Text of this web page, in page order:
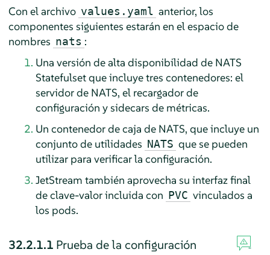
Con el archivo values.yaml anterior, los
componentes siguientes estarán en el espacio de
nombres nats :
Una versión de alta disponibilidad de NATS
Statefulset que incluye tres contenedores: el
servidor de NATS, el recargador de
configuración y sidecars de métricas.
Un contenedor de caja de NATS, que incluye un
conjunto de utilidades NATS que se pueden
utilizar para verificar la configuración.
JetStream también aprovecha su interfaz final
de clave-valor incluida con PVC vinculados a
los pods.
32.2.1.1 Prueba de la configuración